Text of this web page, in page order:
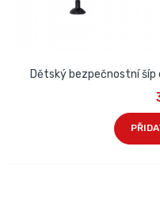
Dětský bezpečnostní šíp